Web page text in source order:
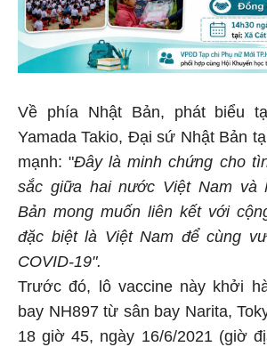
Về phía Nhật Bản, phát biểu
Yamada Takio, Đại sứ Nhật Bản
mạnh: "Đây là minh chứng cho
sắc giữa hai nước Việt Nam và
Bản mong muốn liên kết với
đặc biệt là Việt Nam để cùng
COVID-19".
Trước đó, lô vaccine này khởi
bay NH897 từ sân bay Narita,
18 giờ 45, ngày 16/6/2021 (giờ